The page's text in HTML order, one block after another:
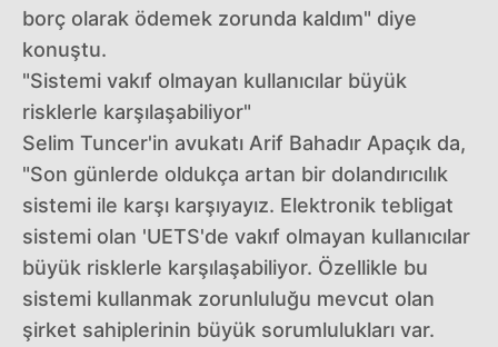
borç olarak ödemek zorunda kaldım" diye
konuştu.
"Sistemi vakıf olmayan kullanıcılar büyük
risklerle karşılaşabiliyor"
Selim Tuncer'in avukatı Arif Bahadır Apaçık da,
"Son günlerde oldukça artan bir dolandırıcılık
sistemi ile karşı karşıyayız. Elektronik tebligat
sistemi olan 'UETS'de vakıf olmayan kullanıcılar
büyük risklerle karşılaşabiliyor. Özellikle bu
sistemi kullanmak zorunluluğu mevcut olan
şirket sahiplerinin büyük sorumlulukları var.